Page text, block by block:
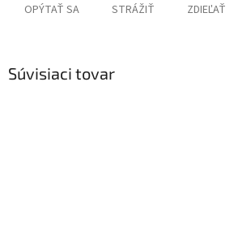
OPÝTAŤ SA STRÁŽIŤ ZDIEĽAŤ
Súvisiaci tovar